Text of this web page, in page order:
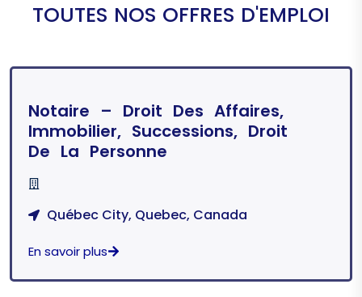
TOUTES NOS OFFRES D'EMPLOI
Notaire – Droit Des Affaires,
Immobilier, Successions, Droit
De La Personne
Québec City, Quebec, Canada
En savoir plus